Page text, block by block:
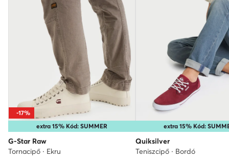
extra 15% Kód: SUMMER
-17%
G-Star Raw
Tornacipő · Ekru
extra 15% Kód:
Quiksilver
Teniszcipő · Bordó